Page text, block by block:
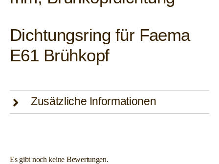
Dichtungsring für Faema
E61 Brühkopf
Zusätzliche Informationen
Es gibt noch keine Bewertungen.